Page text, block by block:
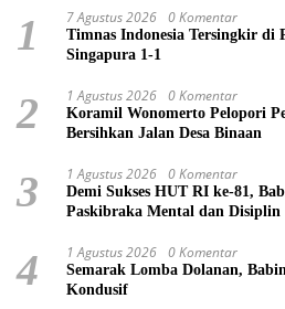
1 7 Agustus 2026 0 Komentar
Timnas Indonesia Tersingkir di
Singapura 1-1
2 1 Agustus 2026 0 Komentar
Koramil Wonomerto Pelopori
Bersihkan Jalan Desa Binaan
3 1 Agustus 2026 0 Komentar
Demi Sukses HUT RI ke-81,
Paskibraka Mental dan Disiplin
4 1 Agustus 2026 0 Komentar
Semarak Lomba Dolanan,
Kondusif